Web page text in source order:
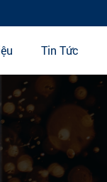
Tin Tức